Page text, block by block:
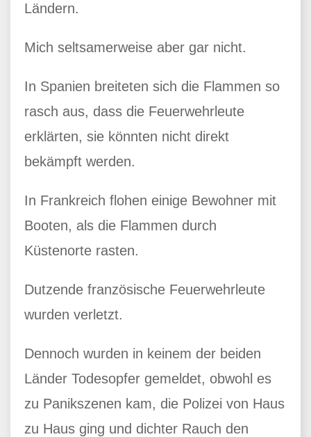
Ländern.
Mich seltsamerweise aber gar nicht.
In Spanien breiteten sich die Flammen so
rasch aus, dass die Feuerwehrleute
erklärten, sie könnten nicht direkt
bekämpft werden.
In Frankreich flohen einige Bewohner mit
Booten, als die Flammen durch
Küstenorte rasten.
Dutzende französische Feuerwehrleute
wurden verletzt.
Dennoch wurden in keinem der beiden
Länder Todesopfer gemeldet, obwohl es
zu Panikszenen kam, die Polizei von Haus
zu Haus ging und dichter Rauch den